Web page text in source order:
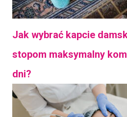
Jak wybrać kapcie
stopom maksymalny
dni?